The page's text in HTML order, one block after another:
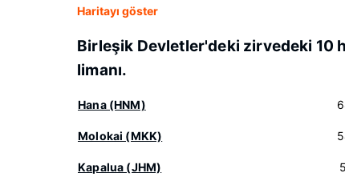
Haritayı göster
Birleşik Devletler'deki zirvedeki 10
limanı.
Hana (HNM)
Molokai (MKK)
Kapalua (JHM)